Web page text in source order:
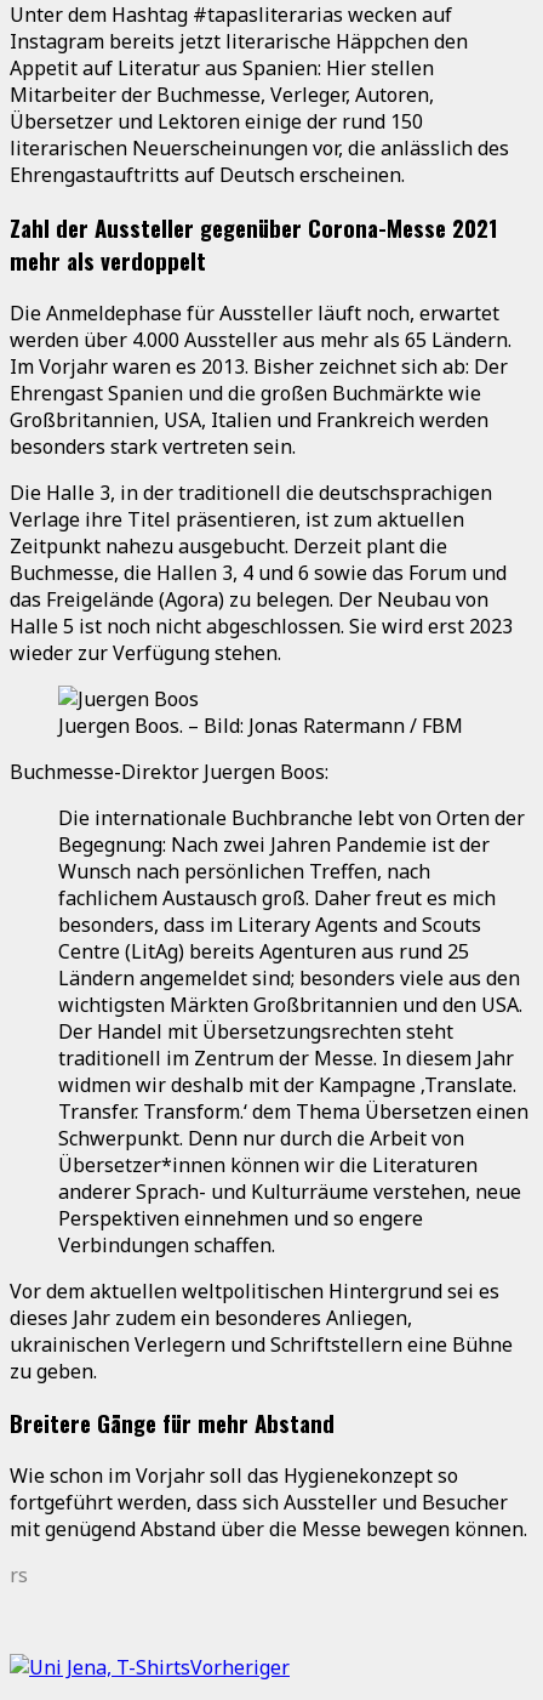
Unter dem Hashtag #tapasliterarias wecken auf
Instagram bereits jetzt literarische Häppchen den
Appetit auf Literatur aus Spanien: Hier stellen
Mitarbeiter der Buchmesse, Verleger, Autoren,
Übersetzer und Lektoren einige der rund 150
literarischen Neuerscheinungen vor, die anlässlich des
Ehrengastauftritts auf Deutsch erscheinen.
Zahl der Aussteller gegenüber Corona-Messe 2021
mehr als verdoppelt
Die Anmeldephase für Aussteller läuft noch, erwartet
werden über 4.000 Aussteller aus mehr als 65 Ländern.
Im Vorjahr waren es 2013. Bisher zeichnet sich ab: Der
Ehrengast Spanien und die großen Buchmärkte wie
Großbritannien, USA, Italien und Frankreich werden
besonders stark vertreten sein.
Die Halle 3, in der traditionell die deutschsprachigen
Verlage ihre Titel präsentieren, ist zum aktuellen
Zeitpunkt nahezu ausgebucht. Derzeit plant die
Buchmesse, die Hallen 3, 4 und 6 sowie das Forum und
das Freigelände (Agora) zu belegen. Der Neubau von
Halle 5 ist noch nicht abgeschlossen. Sie wird erst 2023
wieder zur Verfügung stehen.
Juergen Boos. – Bild: Jonas Ratermann / FBM
Buchmesse-Direktor Juergen Boos:
Die internationale Buchbranche lebt von Orten der
Begegnung: Nach zwei Jahren Pandemie ist der
Wunsch nach persönlichen Treffen, nach
fachlichem Austausch groß. Daher freut es mich
besonders, dass im Literary Agents and Scouts
Centre (LitAg) bereits Agenturen aus rund 25
Ländern angemeldet sind; besonders viele aus den
wichtigsten Märkten Großbritannien und den USA.
Der Handel mit Übersetzungsrechten steht
traditionell im Zentrum der Messe. In diesem Jahr
widmen wir deshalb mit der Kampagne ‚Translate.
Transfer. Transform.‘ dem Thema Übersetzen einen
Schwerpunkt. Denn nur durch die Arbeit von
Übersetzer*innen können wir die Literaturen
anderer Sprach- und Kulturräume verstehen, neue
Perspektiven einnehmen und so engere
Verbindungen schaffen.
Vor dem aktuellen weltpolitischen Hintergrund sei es
dieses Jahr zudem ein besonderes Anliegen,
ukrainischen Verlegern und Schriftstellern eine Bühne
zu geben.
Breitere Gänge für mehr Abstand
Wie schon im Vorjahr soll das Hygienekonzept so
fortgeführt werden, dass sich Aussteller und Besucher
mit genügend Abstand über die Messe bewegen können.
rs
Vorheriger